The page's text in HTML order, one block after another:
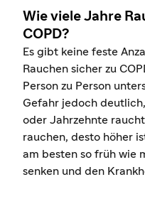
Wie viele Jahre
COPD?
Es gibt keine feste
Rauchen sicher zu
Person zu Person
Gefahr jedoch
oder Jahrzehnte
rauchen, desto höher
am besten so früh wie
senken und den